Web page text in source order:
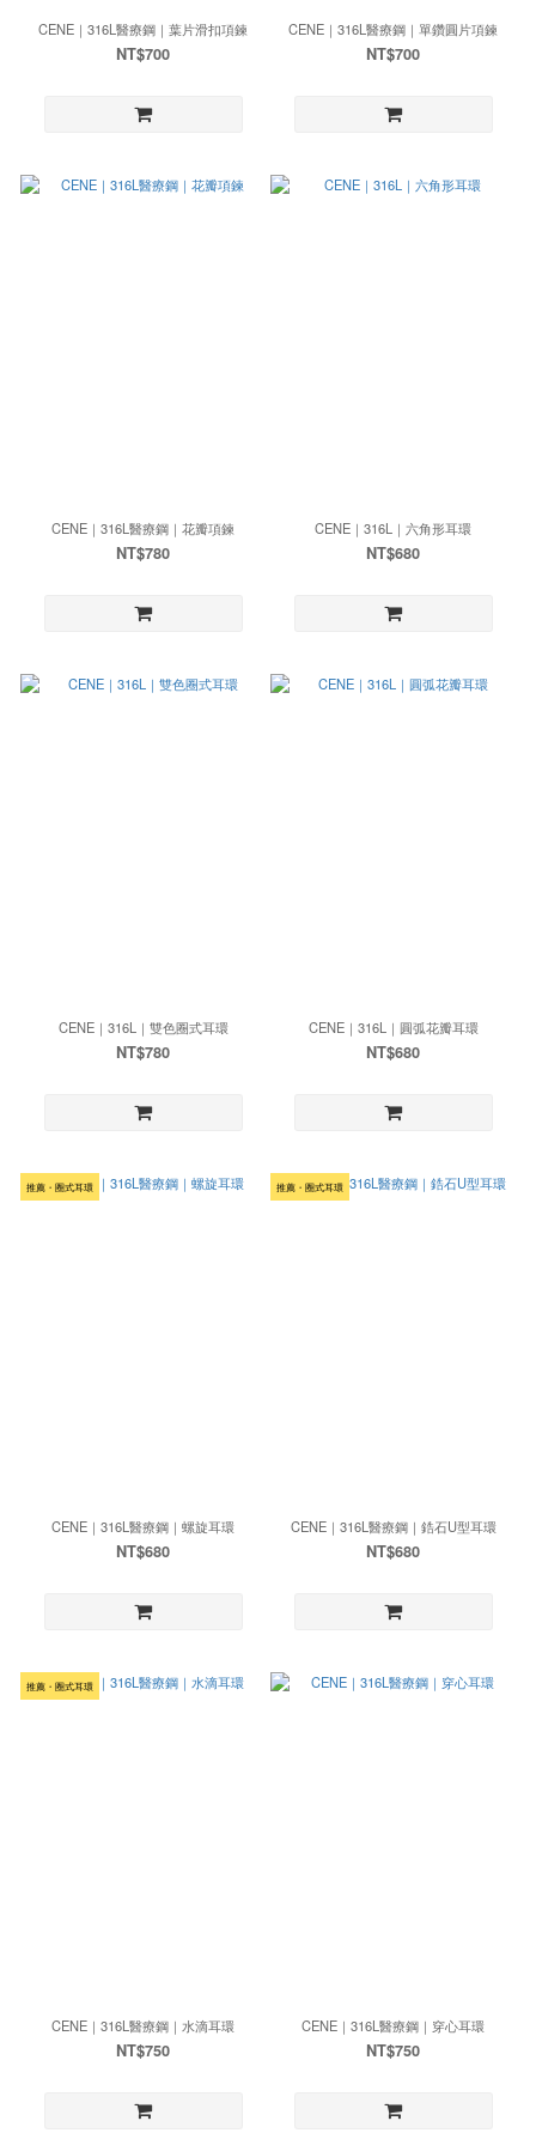
CENE｜316L醫療鋼｜葉片滑扣項鍊
NT$700
CENE｜316L醫療鋼｜單鑽圓片項鍊
NT$700
CENE｜316L醫療鋼｜花瓣項鍊
NT$780
CENE｜316L｜六角形耳環
NT$680
CENE｜316L｜雙色圈式耳環
NT$780
CENE｜316L｜圓弧花瓣耳環
NT$680
推薦・圈式耳環
CENE｜316L醫療鋼｜螺旋耳環
NT$680
推薦・圈式耳環
CENE｜316L醫療鋼｜鋯石U型耳環
NT$680
推薦・圈式耳環
CENE｜316L醫療鋼｜水滴耳環
NT$750
CENE｜316L醫療鋼｜穿心耳環
NT$750